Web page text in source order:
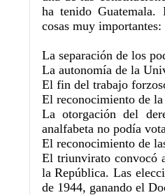
ha tenido Guatemala.
cosas muy importantes:
La separación de los
La autonomía de la
El fin del trabajo
El reconocimiento de
La otorgación del
analfabeta no podía
El reconocimiento de
El triunvirato convocó
la República. Las
de 1944, ganando el